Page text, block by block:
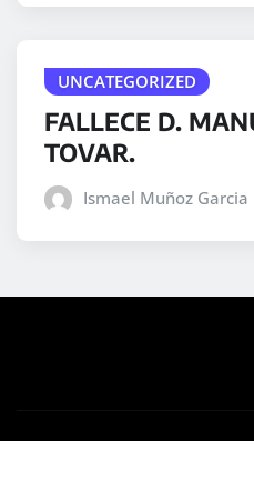
UNCATEGORIZED
FALLECE D.
TOVAR.
Ismael Muñoz Garcia